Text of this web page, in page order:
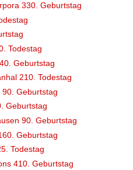
330. Geburtstag
Todestag
Geburtstag
210. Todestag
Geburtstag
Geburtstag
90. Geburtstag
Geburtstag
Todestag
410. Geburtstag